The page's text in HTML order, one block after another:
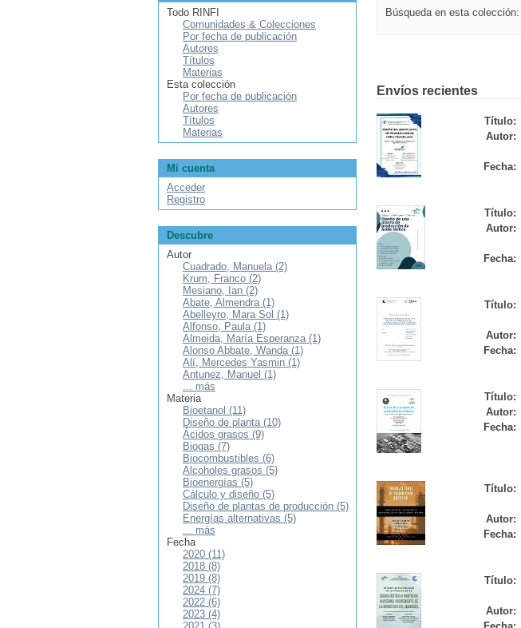
Búsqueda en esta colección:
Envíos recientes
Título:
Autor:
Fecha:
Título:
Autor:
Fecha:
Título:
Autor:
Fecha:
Título:
Autor:
Fecha:
Título:
Autor:
Fecha:
Título:
Autor:
Todo RINFI
Comunidades & Colecciones
Por fecha de publicación
Autores
Títulos
Materias
Esta colección
Por fecha de publicación
Autores
Títulos
Materias
Mi cuenta
Acceder
Registro
Descubre
Autor
Cuadrado, Manuela (2)
Krum, Franco (2)
Mesiano, Ian (2)
Abate, Almendra (1)
Abelleyro, Mara Sol (1)
Alfonso, Paula (1)
Almeida, María Esperanza (1)
Alonso Abbate, Wanda (1)
Alí, Mercedes Yasmin (1)
Antunez, Manuel (1)
... más
Materia
Bioetanol (11)
Diseño de planta (10)
Ácidos grasos (9)
Biogas (7)
Biocombustibles (6)
Alcoholes grasos (5)
Bioenergías (5)
Cálculo y diseño (5)
Diseño de plantas de producción (5)
Energías alternativas (5)
... más
Fecha
2020 (11)
2018 (8)
2019 (8)
2024 (7)
2022 (6)
2023 (4)